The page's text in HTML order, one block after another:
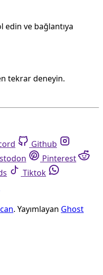
ve bağlantıya
tekrar deneyin.
Github
Pinterest
Tiktok
. Yayımlayan Ghost